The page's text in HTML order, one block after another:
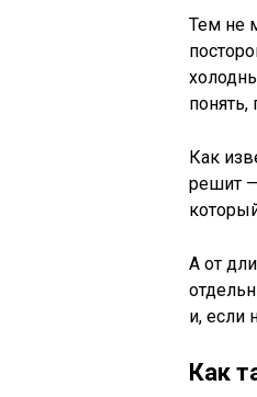
Тем не
понять,
Как
решит —
А от
и, если
Как